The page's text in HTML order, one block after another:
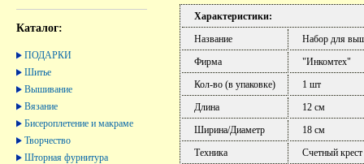
Каталог:
ПОДАРКИ
Шитье
Вышивание
Вязание
Бисероплетение и макраме
Творчество
Шторная фурнитура
Характеристики:
Название
Набор для
Фирма
"Инкомтех"
Кол-во (в упаковке)
1 шт
Длина
12 см
Ширина/Диаметр
18 см
Техника
Счетный крест